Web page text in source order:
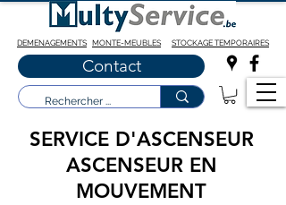
DEMENAGEMENTS MONTE-MEUBLES STOCKAGE TEMPORAIRES
Contact
SERVICE D'ASCENSEUR
ASCENSEUR EN
MOUVEMENT